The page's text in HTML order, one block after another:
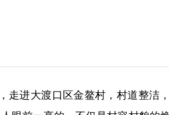
走进大渡口区金鳌村，村道整洁